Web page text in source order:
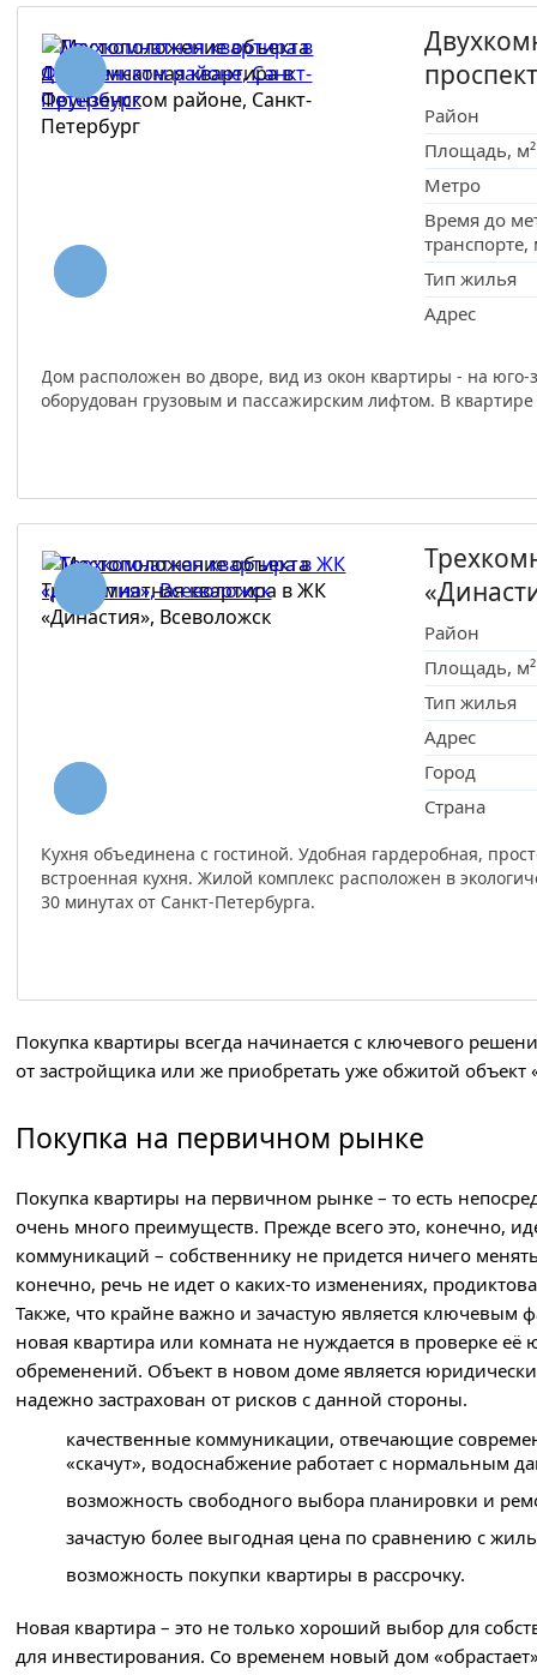
Район
Площадь, м²
Метро
Время до
Тип жилья
Адрес
Дом расположен во дворе, вид из окон квартиры - на
оборудован грузовым и пассажирским лифтом. В
Район
Площадь, м²
Тип жилья
Адрес
Город
Страна
Кухня объединена с гостиной. Удобная гардеробная,
встроенная кухня. Жилой комплекс расположен в
30 минутах от Санкт-Петербурга.
Покупка квартиры всегда начинается с ключевого
от застройщика или же приобретать уже обжитой объект
Покупка на первичном рынке
Покупка квартиры на первичном рынке – то есть
очень много преимуществ. Прежде всего это, конечно,
коммуникаций – собственнику не придется ничего
конечно, речь не идет о каких-то изменениях,
Также, что крайне важно и зачастую является
новая квартира или комната не нуждается в проверке
обременений. Объект в новом доме является
надежно застрахован от рисков с данной стороны.
качественные коммуникации, отвечающие
«скачут», водоснабжение работает с нормальным
возможность свободного выбора планировки и
зачастую более выгодная цена по сравнению с
возможность покупки квартиры в рассрочку.
Новая квартира – это не только хороший выбор для
для инвестирования. Со временем новый дом